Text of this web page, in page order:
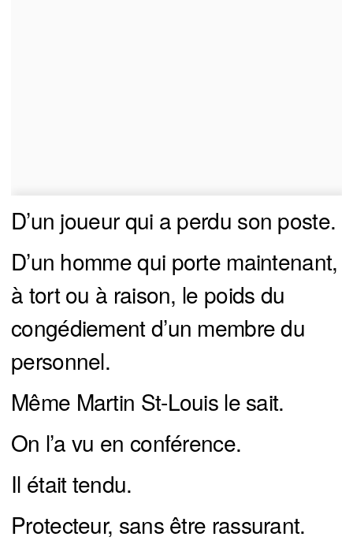
D’un joueur qui a perdu son poste.
D’un homme qui porte maintenant,
à tort ou à raison, le poids du
congédiement d’un membre du
personnel.
Même Martin St-Louis le sait.
On l’a vu en conférence.
Il était tendu.
Protecteur, sans être rassurant.